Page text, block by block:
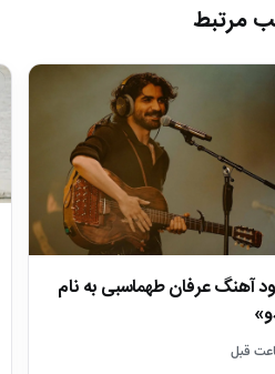
مرتبط
آهنگ عرفان طهماسبی به نام